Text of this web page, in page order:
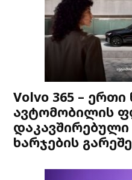
Volvo 365 –
ავტომობილის
ხარჯების გარეშე